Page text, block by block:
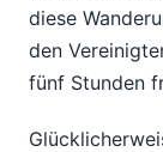
diese
den
fünf Stunden